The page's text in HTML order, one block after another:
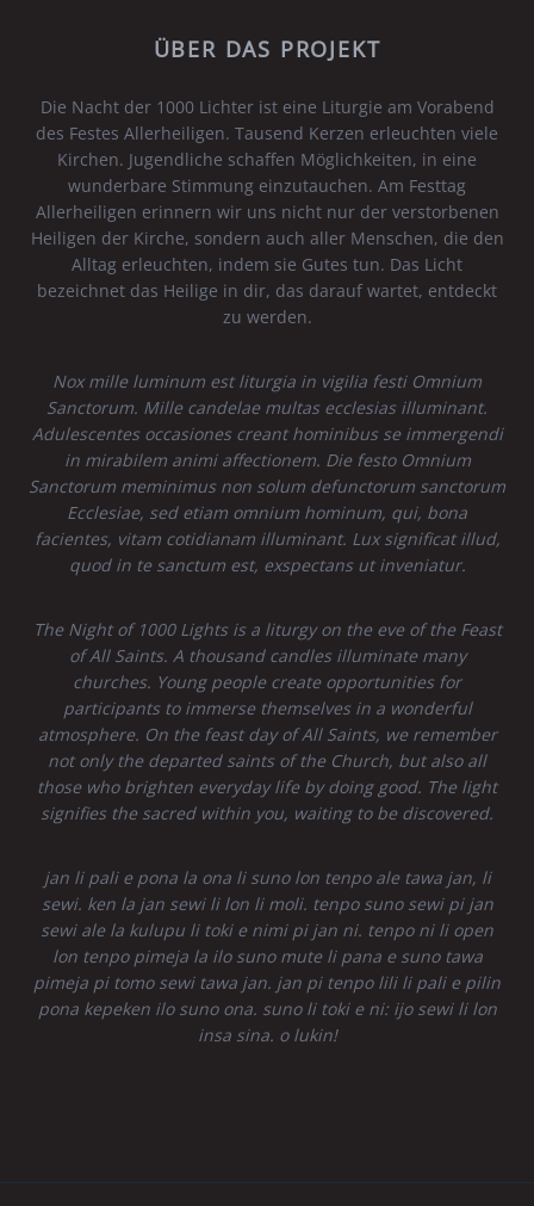
ÜBER DAS PROJEKT
Die Nacht der 1000 Lichter ist eine Liturgie am Vorabend
des Festes Allerheiligen. Tausend Kerzen erleuchten viele
Kirchen. Jugendliche schaffen Möglichkeiten, in eine
wunderbare Stimmung einzutauchen. Am Festtag
Allerheiligen erinnern wir uns nicht nur der verstorbenen
Heiligen der Kirche, sondern auch aller Menschen, die den
Alltag erleuchten, indem sie Gutes tun. Das Licht
bezeichnet das Heilige in dir, das darauf wartet, entdeckt
zu werden.
Nox mille luminum est liturgia in vigilia festi Omnium
Sanctorum. Mille candelae multas ecclesias illuminant.
Adulescentes occasiones creant hominibus se immergendi
in mirabilem animi affectionem. Die festo Omnium
Sanctorum meminimus non solum defunctorum sanctorum
Ecclesiae, sed etiam omnium hominum, qui, bona
facientes, vitam cotidianam illuminant. Lux significat illud,
quod in te sanctum est, exspectans ut inveniatur.
The Night of 1000 Lights is a liturgy on the eve of the Feast
of All Saints. A thousand candles illuminate many
churches. Young people create opportunities for
participants to immerse themselves in a wonderful
atmosphere. On the feast day of All Saints, we remember
not only the departed saints of the Church, but also all
those who brighten everyday life by doing good. The light
signifies the sacred within you, waiting to be discovered.
jan li pali e pona la ona li suno lon tenpo ale tawa jan, li
sewi. ken la jan sewi li lon li moli. tenpo suno sewi pi jan
sewi ale la kulupu li toki e nimi pi jan ni. tenpo ni li open
lon tenpo pimeja la ilo suno mute li pana e suno tawa
pimeja pi tomo sewi tawa jan. jan pi tenpo lili li pali e pilin
pona kepeken ilo suno ona. suno li toki e ni: ijo sewi li lon
insa sina. o lukin!